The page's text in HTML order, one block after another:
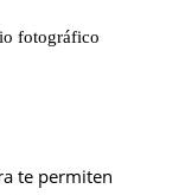
te permiten